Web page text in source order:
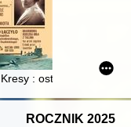
: ostatnie polskie lata
ROCZNIK 2025